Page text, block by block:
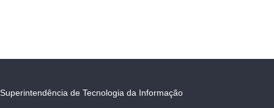
Superintendência de Tecnologia da Informação